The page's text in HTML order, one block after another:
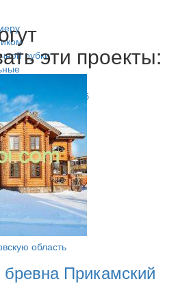
рубки
грунте
крыши на сруб
панелей
чашу
область
эти проекты:
Прикамский